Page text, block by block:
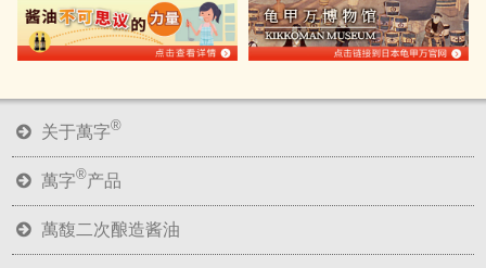
关于萬字®
萬字®产品
萬馥二次酿造酱油